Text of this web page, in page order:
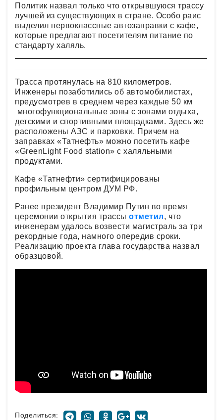
Политик назвал только что открывшуюся трассу
лучшей из существующих в стране. Особо раис
выделил первоклассные автозаправки с кафе,
которые предлагают посетителям питание по
стандарту халяль.
Трасса протянулась на 810 километров.
Инженеры позаботились об автомобилистах,
предусмотрев в среднем через каждые 50 км
многофункциональные зоны с зонами отдыха,
детскими и спортивными площадками. Здесь же
расположены АЗС и парковки. Причем на
заправках «Татнефть» можно посетить кафе
«GreenLight Food station» с халяльными
продуктами.
Кафе «Татнефти» сертифицированы
профильным центром ДУМ РФ.
Ранее президент Владимир Путин во время
церемонии открытия трассы отметил, что
инженерам удалось возвести магистраль за три
рекордные года, намного опередив сроки.
Реализацию проекта глава государства назвал
образцовой.
Поделиться: